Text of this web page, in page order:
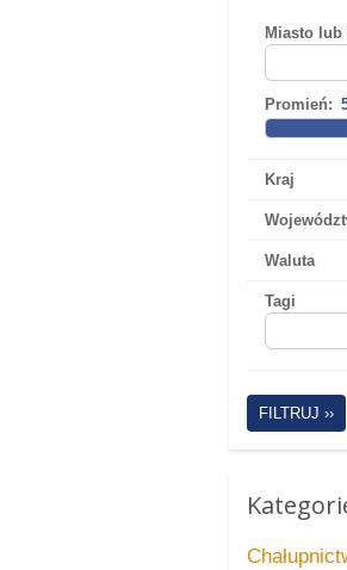
Miasto
Promień:
Kraj
Waluta
Tagi
FILTRUJ ››